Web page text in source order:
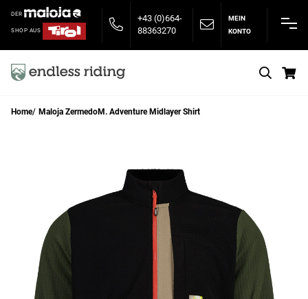
DER
SHOP AUS
+43 (0)664-
88363270
MEIN
KONTO
Home Maloja ZermedoM. Adventure Midlayer Shirt